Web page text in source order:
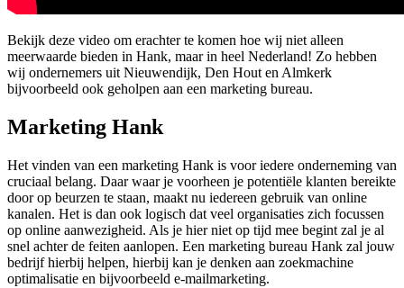
Bekijk deze video om erachter te komen hoe wij niet alleen
meerwaarde bieden in Hank, maar in heel Nederland! Zo hebben
wij ondernemers uit Nieuwendijk, Den Hout en Almkerk
bijvoorbeeld ook geholpen aan een marketing bureau.
Marketing Hank
Het vinden van een marketing Hank is voor iedere onderneming van
cruciaal belang. Daar waar je voorheen je potentiële klanten bereikte
door op beurzen te staan, maakt nu iedereen gebruik van online
kanalen. Het is dan ook logisch dat veel organisaties zich focussen
op online aanwezigheid. Als je hier niet op tijd mee begint zal je al
snel achter de feiten aanlopen. Een marketing bureau Hank zal jouw
bedrijf hierbij helpen, hierbij kan je denken aan zoekmachine
optimalisatie en bijvoorbeeld e-mailmarketing.